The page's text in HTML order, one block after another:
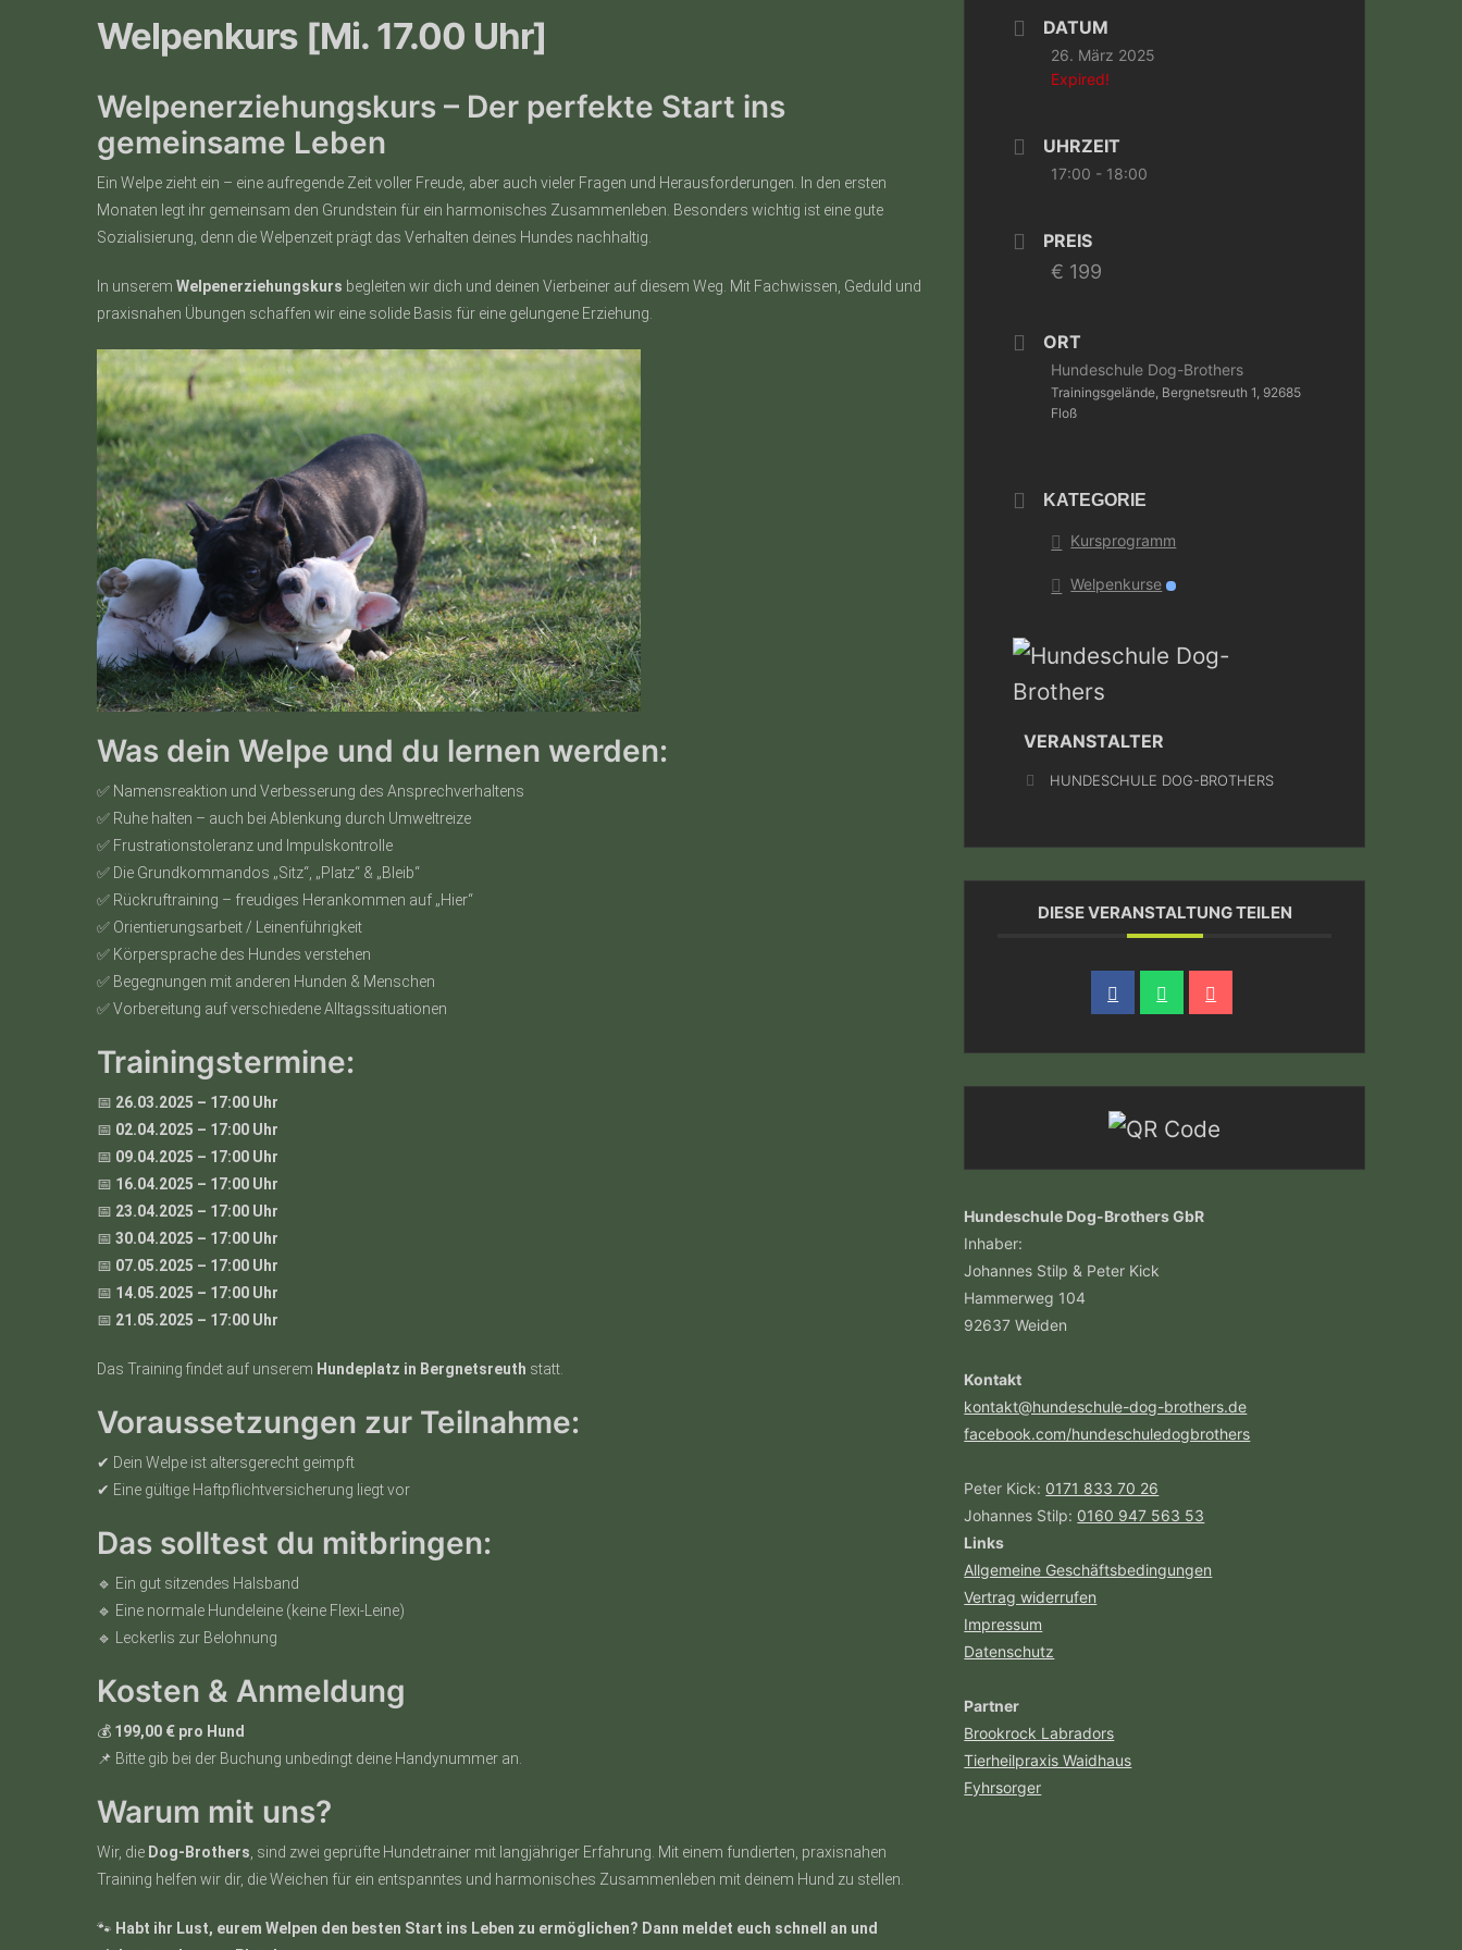
Welpenkurs [Mi. 17.00 Uhr]
Welpenerziehungskurs – Der perfekte Start ins
gemeinsame Leben
Ein Welpe zieht ein – eine aufregende Zeit voller Freude, aber auch vieler Fragen und Herausforderungen. In den ersten
Monaten legt ihr gemeinsam den Grundstein für ein harmonisches Zusammenleben. Besonders wichtig ist eine gute
Sozialisierung, denn die Welpenzeit prägt das Verhalten deines Hundes nachhaltig.
In unserem Welpenerziehungskurs begleiten wir dich und deinen Vierbeiner auf diesem Weg. Mit Fachwissen, Geduld und
praxisnahen Übungen schaffen wir eine solide Basis für eine gelungene Erziehung.
Was dein Welpe und du lernen werden:
✅ Namensreaktion und Verbesserung des Ansprechverhaltens
✅ Ruhe halten – auch bei Ablenkung durch Umweltreize
✅ Frustrationstoleranz und Impulskontrolle
✅ Die Grundkommandos „Sitz“, „Platz“ & „Bleib“
✅ Rückruftraining – freudiges Herankommen auf „Hier“
✅ Orientierungsarbeit / Leinenführigkeit
✅ Körpersprache des Hundes verstehen
✅ Begegnungen mit anderen Hunden & Menschen
✅ Vorbereitung auf verschiedene Alltagssituationen
Trainingstermine:
📅 26.03.2025 – 17:00 Uhr
📅 02.04.2025 – 17:00 Uhr
📅 09.04.2025 – 17:00 Uhr
📅 16.04.2025 – 17:00 Uhr
📅 23.04.2025 – 17:00 Uhr
📅 30.04.2025 – 17:00 Uhr
📅 07.05.2025 – 17:00 Uhr
📅 14.05.2025 – 17:00 Uhr
📅 21.05.2025 – 17:00 Uhr
Das Training findet auf unserem Hundeplatz in Bergnetsreuth statt.
Voraussetzungen zur Teilnahme:
✔ Dein Welpe ist altersgerecht geimpft
✔ Eine gültige Haftpflichtversicherung liegt vor
Das solltest du mitbringen:
🔹 Ein gut sitzendes Halsband
🔹 Eine normale Hundeleine (keine Flexi-Leine)
🔹 Leckerlis zur Belohnung
Kosten & Anmeldung
💰 199,00 € pro Hund
📌 Bitte gib bei der Buchung unbedingt deine Handynummer an.
Warum mit uns?
Wir, die Dog-Brothers, sind zwei geprüfte Hundetrainer mit langjähriger Erfahrung. Mit einem fundierten, praxisnahen
Training helfen wir dir, die Weichen für ein entspanntes und harmonisches Zusammenleben mit deinem Hund zu stellen.
🐾 Habt ihr Lust, eurem Welpen den besten Start ins Leben zu ermöglichen? Dann meldet euch schnell an und
DATUM
26. März 2025
Expired!
UHRZEIT
17:00 - 18:00
PREIS
€ 199
ORT
Hundeschule Dog-Brothers
Trainingsgelände, Bergnetsreuth 1, 92685
Floß
KATEGORIE
Kursprogramm
Welpenkurse
VERANSTALTER
HUNDESCHULE DOG-BROTHERS
DIESE VERANSTALTUNG TEILEN
Hundeschule Dog-Brothers GbR
Inhaber:
Johannes Stilp & Peter Kick
Hammerweg 104
92637 Weiden
Kontakt
kontakt@hundeschule-dog-brothers.de
facebook.com/hundeschuledogbrothers
Peter Kick: 0171 833 70 26
Johannes Stilp: 0160 947 563 53
Links
Allgemeine Geschäftsbedingungen
Vertrag widerrufen
Impressum
Datenschutz
Partner
Brookrock Labradors
Tierheilpraxis Waidhaus
Fyhrsorger